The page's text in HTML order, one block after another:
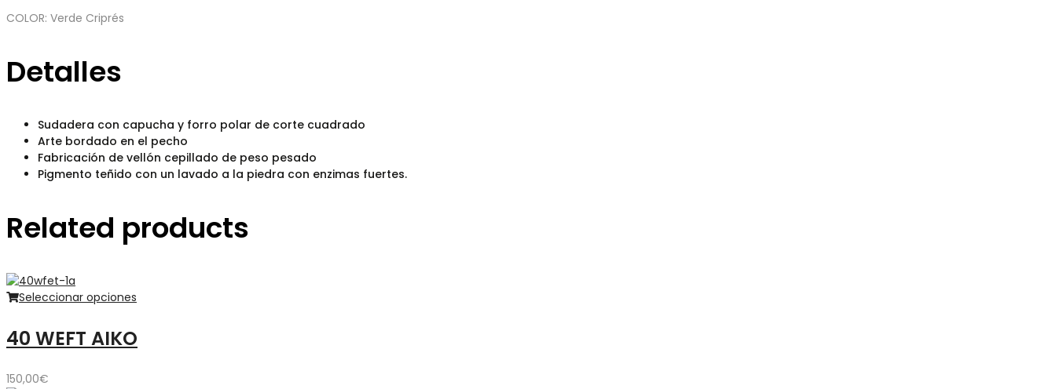
COLOR: Verde Criprés
Detalles
Sudadera con capucha y forro polar de corte cuadrado
Arte bordado en el pecho
Fabricación de vellón cepillado de peso pesado
Pigmento teñido con un lavado a la piedra con enzimas fuertes.
Related products
Seleccionar opciones
40 WEFT AIKO
150,00€